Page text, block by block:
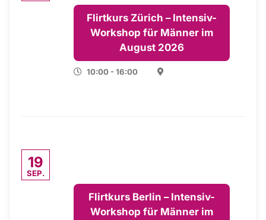
Flirtkurs Zürich – Intensiv-
Workshop für Männer im
August 2026
10:00 - 16:00
19
SEP.
Flirtkurs Berlin – Intensiv-
Workshop für Männer im